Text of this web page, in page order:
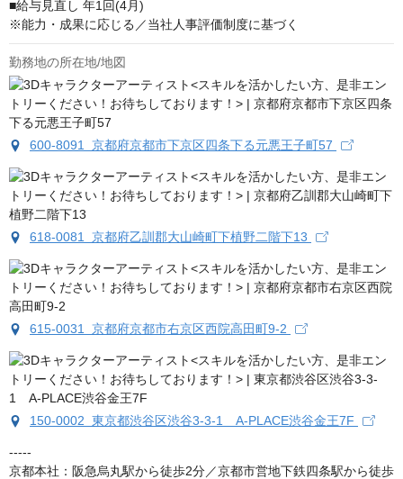
■給与見直し 年1回(4月)
※能力・成果に応じる／当社人事評価制度に基づく
勤務地の所在地/地図
600-8091 京都府京都市下京区四条下る元悪王子町57
618-0081 京都府乙訓郡大山崎町下植野二階下13
615-0031 京都府京都市右京区西院高田町9‐2
150-0002 東京都渋谷区渋谷3-3-1 A-PLACE渋谷金王7F
-----
京都本社：阪急烏丸駅から徒歩2分／京都市営地下鉄四条駅から徒歩